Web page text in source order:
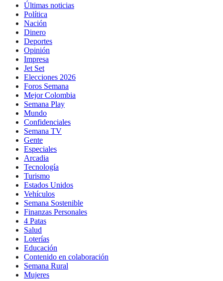
Últimas noticias
Política
Nación
Dinero
Deportes
Opinión
Impresa
Jet Set
Elecciones 2026
Foros Semana
Mejor Colombia
Semana Play
Mundo
Confidenciales
Semana TV
Gente
Especiales
Arcadia
Tecnología
Turismo
Estados Unidos
Vehículos
Semana Sostenible
Finanzas Personales
4 Patas
Salud
Loterías
Educación
Contenido en colaboración
Semana Rural
Mujeres